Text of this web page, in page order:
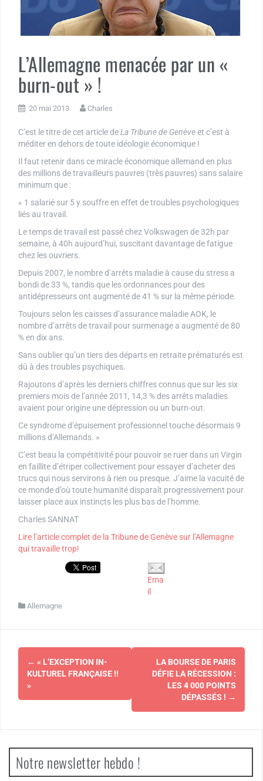
L’Allemagne menacée par un «
burn-out » !
20 mai 2013 Charles
C’est le titre de cet article deLa Tribune de Genèveet c’est à
méditer en dehors de toute idéologie économique !
Il faut retenir dans ce miracle économique allemand en plus
des millions de travailleurs pauvres (très pauvres) sans salaire
minimum que :
« 1 salarié sur 5 y souffre en effet de troubles psychologiques
liés au travail.
Le temps de travail est passé chez Volkswagen de 32h par
semaine, à 40h aujourd’hui, suscitant davantage de fatigue
chez les ouvriers.
Depuis 2007, le nombre d’arrêts maladie à cause du stress a
bondi de 33 %, tandis que les ordonnances pour des
antidépresseurs ont augmenté de 41 % sur la même période.
Toujours selon les caisses d’assurance maladie AOK, le
nombre d’arrêts de travail pour surmenage a augmenté de 80
% en dix ans.
Sans oublier qu’un tiers des départs en retraite prématurés est
dû à des troubles psychiques.
Rajoutons d’après les derniers chiffres connus que sur les six
premiers mois de l’année 2011, 14,3 % des arrêts maladies
avaient pour origine une dépression ou un burn-out.
Ce syndrome d’épuisement professionnel touche désormais 9
millions d’Allemands. »
C’est beau la compétitivité pour pouvoir se ruer dans un Virgin
en faillite d’étriper collectivement pour essayer d’acheter des
trucs qui nous servirons à rien ou presque. J’aime la vacuité de
ce monde d’où toute humanité disparaît progressivement pour
laisser place aux instincts les plus bas de l’homme.
Charles SANNAT
Lire l’article complet de la Tribune de Genève sur l’Allemagne
qui travaille trop!
Ema
il
Allemagne
Navigation
d'article
← « L’EXCEPTION IN-
KULTUREL FRANÇAISE !!
»
LA BOURSE DE PARIS
DÉFIE LA RÉCESSION :
LES 4 000 POINTS
DÉPASSÉS ! →
Notre newsletter hebdo !